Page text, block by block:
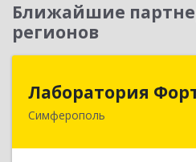
Ближайшие
регионов
Лаборатория
Симферополь
295034, Крым Респ,